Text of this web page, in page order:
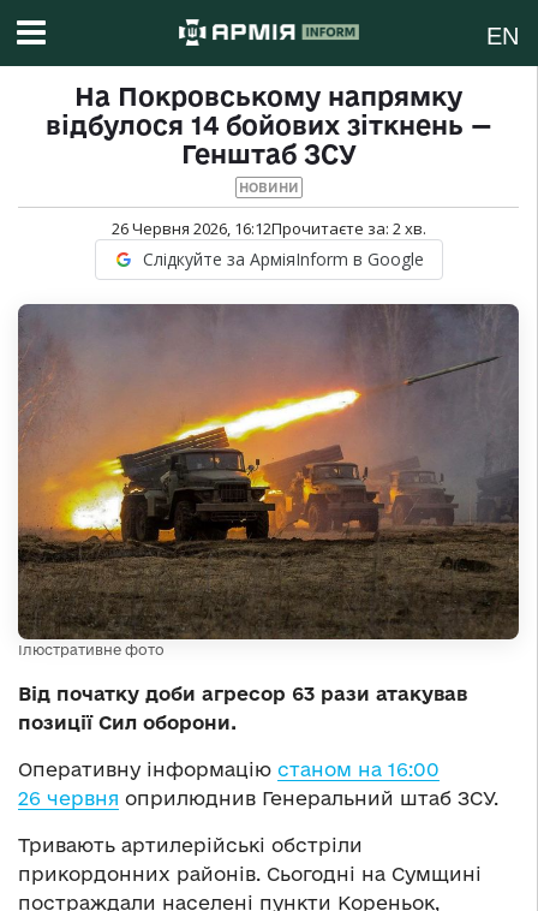
EN
На Покровському напрямку
відбулося 14 бойових зіткнень —
Генштаб ЗСУ
НОВИНИ
26 Червня 2026, 16:12Прочитаєте за: 2хв.
Слідкуйте за АрміяInform в Google
Ілюстративне фото
Від початку доби агресор 63 рази атакував
позиції Сил оборони.
Оперативну інформацію станом на 16:00
26 червня оприлюднив Генеральний штаб ЗСУ.
Тривають артилерійські обстріли
прикордонних районів. Сьогодні на Сумщині
постраждали населені пункти Кореньок,